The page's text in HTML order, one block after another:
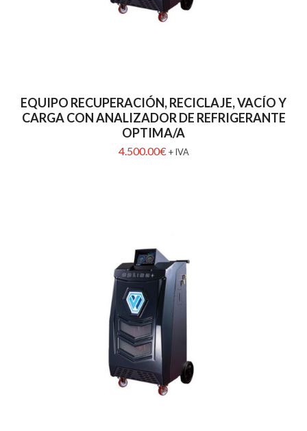
EQUIPO RECUPERACIÓN, RECICLAJE, VACÍO Y
CARGA CON ANALIZADOR DE REFRIGERANTE
OPTIMA/A
4.500.00€ + IVA